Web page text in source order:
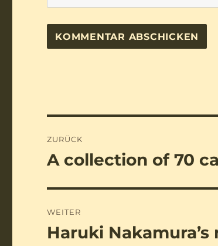
ZURÜCK
Vorheriger
A collection of 70
WEITER
Nächster
Haruki